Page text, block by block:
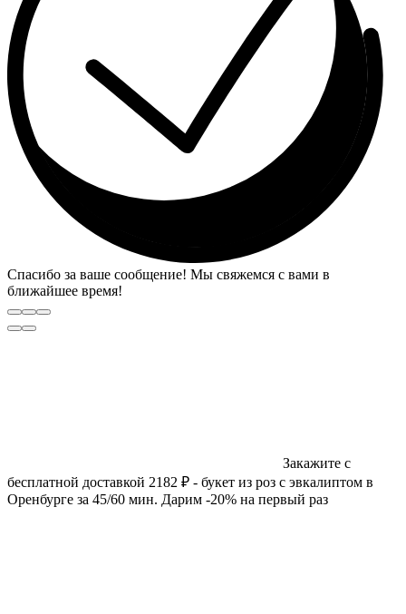
Спасибо за ваше сообщение! Мы свяжемся с вами в
ближайшее время!
Закажите с
бесплатной доставкой 2182 ₽ - букет из роз с эвкалиптом в
Оренбурге за 45/60 мин. Дарим -20% на первый раз